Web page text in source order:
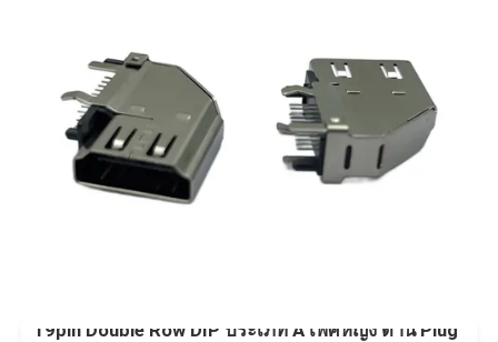
19pin Double Row DIP ประเภท A เพศหญิง ด้าน Plug